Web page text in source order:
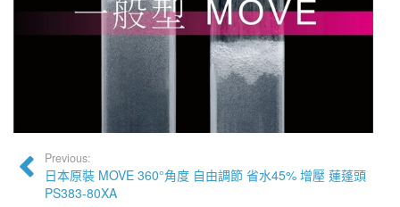
Previous:
日本原裝 MOVE 360°角度 自由調節 省水45% 增壓 蓮蓬頭
PS383-80XA